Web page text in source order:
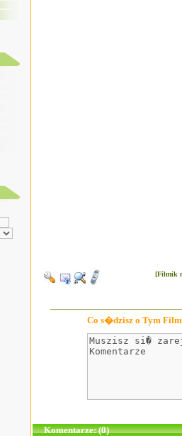
[Filmik
Co s�dzisz o Tym
Komentarze: (0)